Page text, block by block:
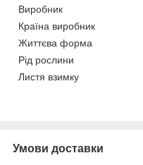
Виробник
Країна виробник
Життєва форма
Рід рослини
Листя взимку
Умови доставки